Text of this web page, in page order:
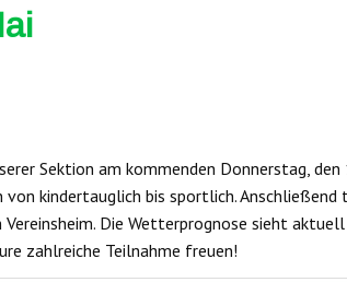
Sektion am kommenden Donnerstag, den
kindertauglich bis sportlich.
Die Wetterprognose sieht
zahlreiche Teilnahme freuen!